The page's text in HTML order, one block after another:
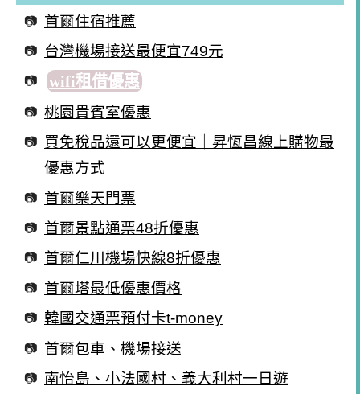
首爾住宿推薦
台灣機場接送最便宜749元
wifi租借優惠
桃園貴賓室優惠
買免稅品還可以更便宜｜昇恆昌線上購物最
優惠方式
首爾樂天門票
首爾景點通票48折優惠
首爾仁川機場快線8折優惠
首爾塔最低優惠價格
韓國交通票預付卡t-money
首爾包車、機場接送
南怡島、小法國村、義大利村一日遊